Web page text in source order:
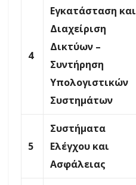
4
Εγκατάσταση και
Διαχείριση
Δικτύων –
Συντήρηση
Υπολογιστικών
Συστημάτων
5
Συστήματα
Ελέγχου και
Ασφάλειας